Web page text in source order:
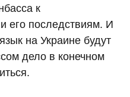
к
его последствиям. И
на Украине будут
дело в конечном